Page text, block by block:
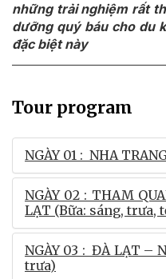
những trải nghiệm rất
dưỡng quý báu cho du
đặc biệt này
Tour program
NGÀY 01 : NHA
NGÀY 02 : THAM
LẠT (Bữa: sáng, trưa,
NGÀY 03 : ĐÀ LẠT –
trưa)